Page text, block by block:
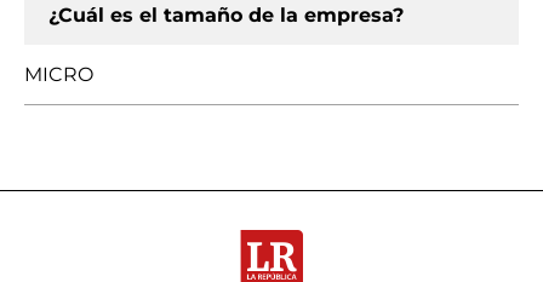
¿Cuál es el tamaño de la empresa?
MICRO